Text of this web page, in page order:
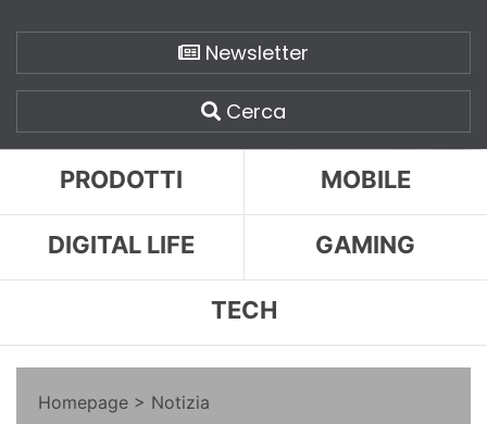
Newsletter
Cerca
PRODOTTI MOBILE
DIGITAL LIFE GAMING
TECH
Homepage > Notizia